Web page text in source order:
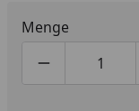
Menge